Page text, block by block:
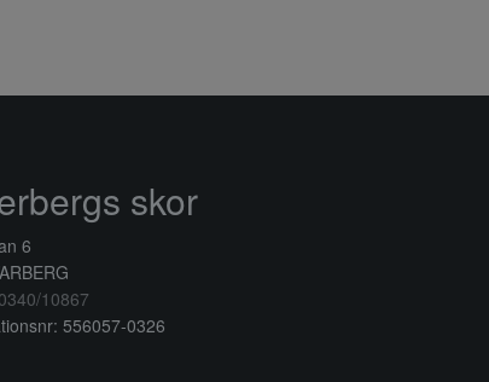
skor
6
0340/10867
556057-0326